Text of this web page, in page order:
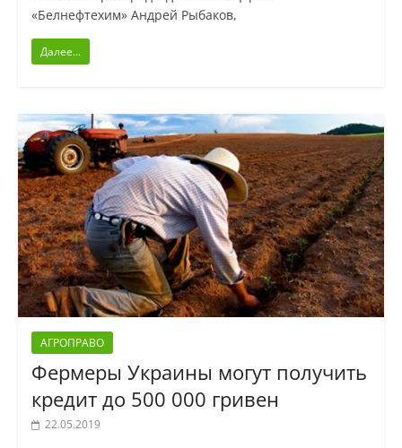
«Белнефтехим» Андрей Рыбаков,
Далее...
АГРОПРАВО
Фермеры Украины могут получить
кредит до 500 000 гривен
22.05.2019